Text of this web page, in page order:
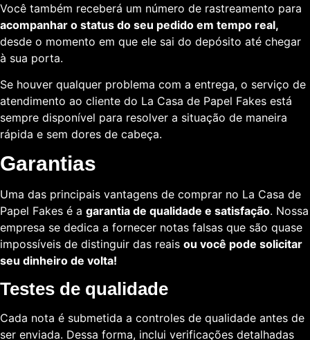
Você também receberá um número de rastreamento para
acompanhar o status do seu pedido em tempo real,
desde o momento em que ele sai do depósito até chegar
à sua porta.
Se houver qualquer problema com a entrega, o serviço de
atendimento ao cliente do La Casa de Papel Fakes está
sempre disponível para resolver a situação de maneira
rápida e sem dores de cabeça.
Garantias
Uma das principais vantagens de comprar no La Casa de
Papel Fakes é a garantia de qualidade e satisfação. Nossa
empresa se dedica a fornecer notas falsas que são quase
impossíveis de distinguir das reais ou você pode solicitar
seu dinheiro de volta!
Testes de qualidade
Cada nota é submetida a controles de qualidade antes de
ser enviada. Dessa forma, inclui verificações detalhadas